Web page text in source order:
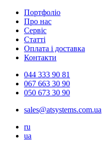
Портфоліо
Про нас
Сервіс
Статті
Оплата і доставка
Контакти
044 333 90 81
067 663 30 90
050 673 30 90
sales@atsystems.com.ua
ru
ua